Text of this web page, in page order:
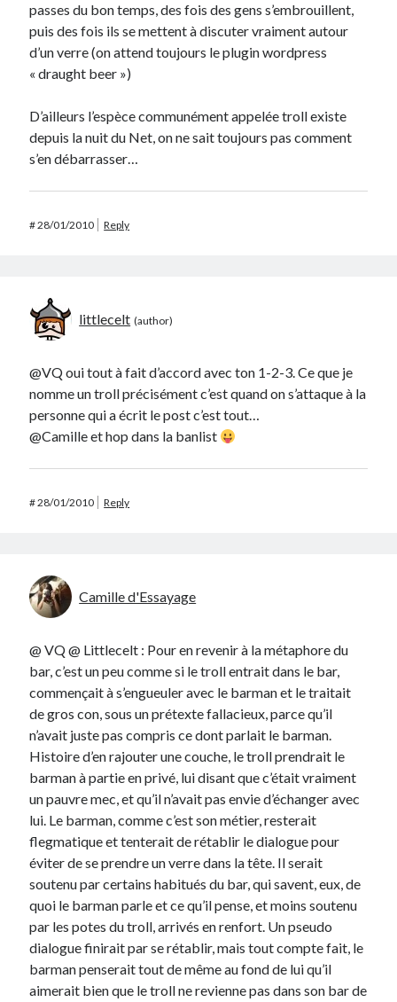
passes du bon temps, des fois des gens s’embrouillent,
puis des fois ils se mettent à discuter vraiment autour
d’un verre (on attend toujours le plugin wordpress
« draught beer »)
D’ailleurs l’espèce communément appelée troll existe
depuis la nuit du Net, on ne sait toujours pas comment
s’en débarrasser…
#28/01/2010 Reply
littlecelt
@VQ oui tout à fait d’accord avec ton 1-2-3. Ce que je
nomme un troll précisément c’est quand on s’attaque à la
personne qui a écrit le post c’est tout…
@Camille et hop dans la banlist
#28/01/2010 Reply
Camille d'Essayage
@ VQ @ Littlecelt : Pour en revenir à la métaphore du
bar, c’est un peu comme si le troll entrait dans le bar,
commençait à s’engueuler avec le barman et le traitait
de gros con, sous un prétexte fallacieux, parce qu’il
n’avait juste pas compris ce dont parlait le barman.
Histoire d’en rajouter une couche, le troll prendrait le
barman à partie en privé, lui disant que c’était vraiment
un pauvre mec, et qu’il n’avait pas envie d’échanger avec
lui. Le barman, comme c’est son métier, resterait
flegmatique et tenterait de rétablir le dialogue pour
éviter de se prendre un verre dans la tête. Il serait
soutenu par certains habitués du bar, qui savent, eux, de
quoi le barman parle et ce qu’il pense, et moins soutenu
par les potes du troll, arrivés en renfort. Un pseudo
dialogue finirait par se rétablir, mais tout compte fait, le
barman penserait tout de même au fond de lui qu’il
aimerait bien que le troll ne revienne pas dans son bar de